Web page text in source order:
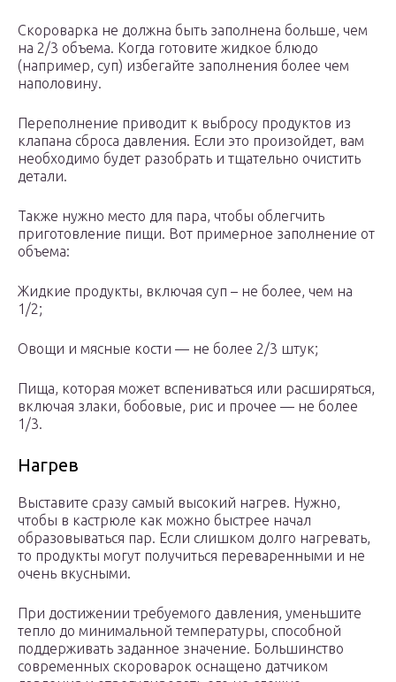
Скороварка не должна быть заполнена больше, чем
на 2/3 объема. Когда готовите жидкое блюдо
(например, суп) избегайте заполнения более чем
наполовину.
Переполнение приводит к выбросу продуктов из
клапана сброса давления. Если это произойдет, вам
необходимо будет разобрать и тщательно очистить
детали.
Также нужно место для пара, чтобы облегчить
приготовление пищи. Вот примерное заполнение от
объема:
Жидкие продукты, включая суп – не более, чем на
1/2;
Овощи и мясные кости — не более 2/3 штук;
Пища, которая может вспениваться или расширяться,
включая злаки, бобовые, рис и прочее — не более
1/3.
Нагрев
Выставите сразу самый высокий нагрев. Нужно,
чтобы в кастрюле как можно быстрее начал
образовываться пар. Если слишком долго нагревать,
то продукты могут получиться переваренными и не
очень вкусными.
При достижении требуемого давления, уменьшите
тепло до минимальной температуры, способной
поддерживать заданное значение. Большинство
современных скороварок оснащено датчиком